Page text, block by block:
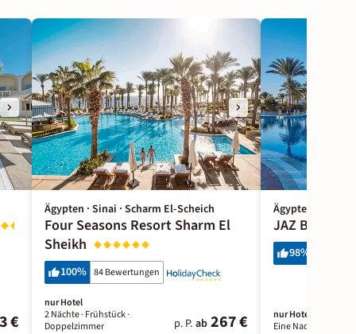
€
Ägypten · Sinai · Scharm El-Scheich
Four Seasons Resort Sharm El
Sheikh
100% 84 Bewertungen
nur Hotel
2 Nächte· Frühstück·
Doppelzimmer
p. P. ab 267 €
Ägypten · Sinai
JAZ
98%
nur Hotel
Eine Nacht